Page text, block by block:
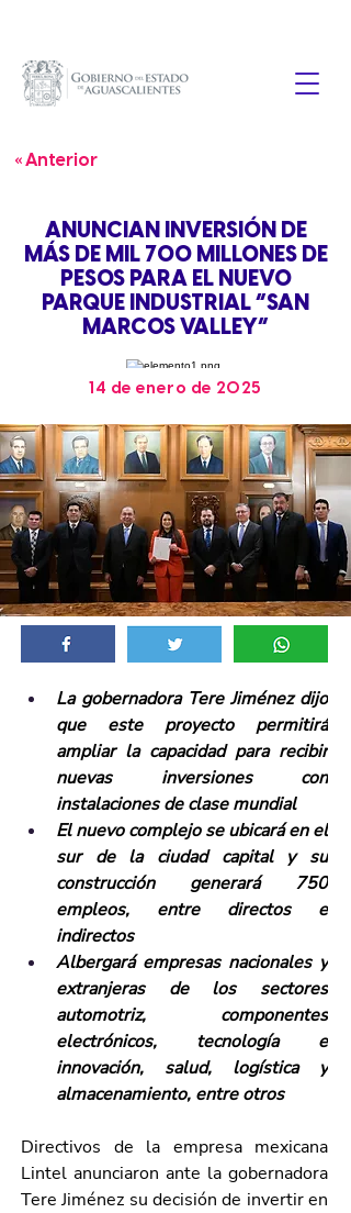
« Anterior
ANUNCIAN INVERSIÓN DE
MÁS DE MIL 700 MILLONES DE
PESOS PARA EL NUEVO
PARQUE INDUSTRIAL “SAN
MARCOS VALLEY”
14 de enero de 2025
La gobernadora Tere Jiménez dijo
que este proyecto permitirá
ampliar la capacidad para recibir
nuevas inversiones con
instalaciones de clase mundial
El nuevo complejo se ubicará en el
sur de la ciudad capital y su
construcción generará 750
empleos, entre directos e
indirectos
Albergará empresas nacionales y
extranjeras de los sectores
automotriz, componentes
electrónicos, tecnología e
innovación, salud, logística y
almacenamiento, entre otros
Directivos de la empresa mexicana
Lintel anunciaron ante la gobernadora
Tere Jiménez su decisión de invertir en